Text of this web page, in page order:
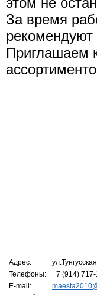
За время
Приглашаем
Адрес:
Телефоны:
+7 (914)
E-mail: